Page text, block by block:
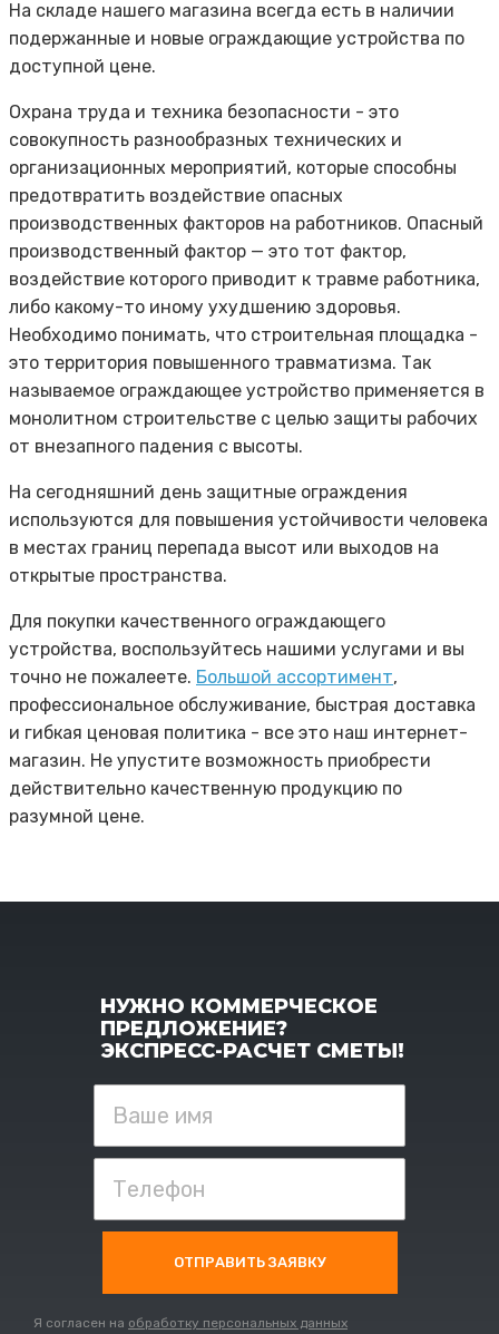
На складе нашего магазина всегда есть в наличии
подержанные и новые ограждающие устройства по
доступной цене.
Охрана труда и техника безопасности - это
совокупность разнообразных технических и
организационных мероприятий, которые способны
предотвратить воздействие опасных
производственных факторов на работников. Опасный
производственный фактор — это тот фактор,
воздействие которого приводит к травме работника,
либо какому-то иному ухудшению здоровья.
Необходимо понимать, что строительная площадка -
это территория повышенного травматизма. Так
называемое ограждающее устройство применяется в
монолитном строительстве с целью защиты рабочих
от внезапного падения с высоты.
На сегодняшний день защитные ограждения
используются для повышения устойчивости человека
в местах границ перепада высот или выходов на
открытые пространства.
Для покупки качественного ограждающего
устройства, воспользуйтесь нашими услугами и вы
точно не пожалеете. Большой ассортимент,
профессиональное обслуживание, быстрая доставка
и гибкая ценовая политика - все это наш интернет-
магазин. Не упустите возможность приобрести
действительно качественную продукцию по
разумной цене.
НУЖНО КОММЕРЧЕСКОЕ
ПРЕДЛОЖЕНИЕ?
ЭКСПРЕСС-РАСЧЕТ СМЕТЫ!
ОТПРАВИТЬ ЗАЯВКУ
Я согласен на обработку персональных данных